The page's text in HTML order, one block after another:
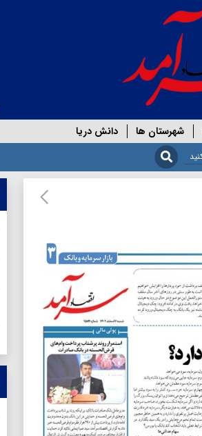
شهرستان ها دانش دریا